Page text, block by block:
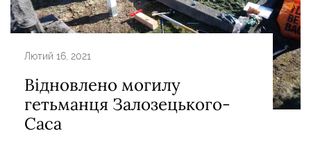
Лютий 16, 2021
Відновлено могилу
гетьманця Залозецького-
Саса